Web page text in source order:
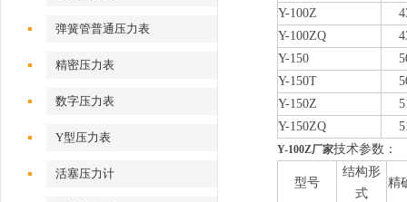
弹簧管普通压力表
精密压力表
数字压力表
Y型压力表
活塞压力计
Y-100Z
Y-100ZQ
Y-150
Y-150T
Y-150Z
Y-150ZQ
Y-100Z厂家技术参数：
型号
结构形
式
精